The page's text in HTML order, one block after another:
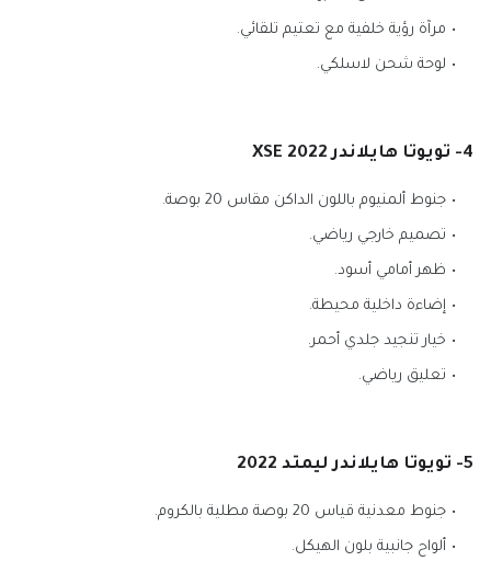
مرآة رؤية خلفية مع تعتيم تلقائي.
لوحة شحن لاسلكي.
4- تويوتا هايلاندر XSE 2022
جنوط ألمنيوم باللون الداكن مقاس 20 بوصة.
تصميم خارجي رياضي.
ظهر أمامي أسود.
إضاءة داخلية محيطة.
خيار تنجيد جلدي أحمر.
تعليق رياضي.
5- تويوتا هايلاندر ليمتد 2022
جنوط معدنية قياس 20 بوصة مطلية بالكروم.
ألواح جانبية بلون الهيكل.